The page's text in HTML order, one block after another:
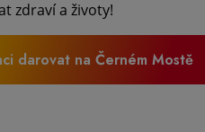
zdraví a životy!
darovat na Černém Mostě